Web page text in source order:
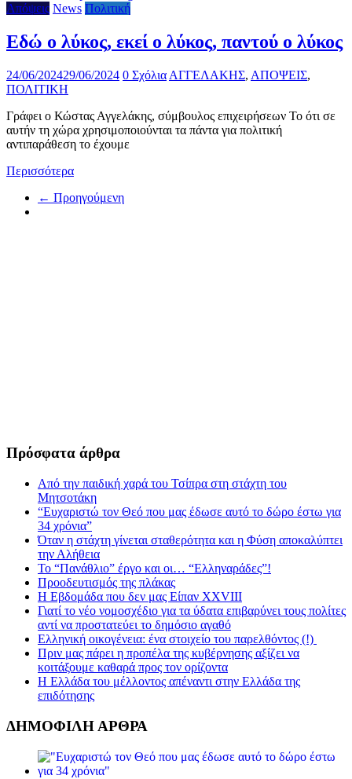
Απόψεις News Πολιτική
Εδώ ο λύκος, εκεί ο λύκος, παντού ο λύκος
24/06/202429/06/2024 0 Σχόλια ΑΓΓΕΛΑΚΗΣ, ΑΠΟΨΕΙΣ,
ΠΟΛΙΤΙΚΗ
Γράφει ο Κώστας Αγγελάκης, σύμβουλος επιχειρήσεων Το ότι σε
αυτήν τη χώρα χρησιμοποιούνται τα πάντα για πολιτική
αντιπαράθεση το έχουμε
Περισσότερα
← Προηγούμενη
Πρόσφατα άρθρα
Από την παιδική χαρά του Τσίπρα στη στάχτη του
Μητσοτάκη
“Ευχαριστώ τον Θεό που μας έδωσε αυτό το δώρο έστω για
34 χρόνια”
Όταν η στάχτη γίνεται σταθερότητα και η Φύση αποκαλύπτει
την Αλήθεια
Το “Πανάθλιο” έργο και οι… “Ελληναράδες”!
Προοδευτισμός της πλάκας
Η Εβδομάδα που δεν μας Είπαν XXVIII
Γιατί το νέο νομοσχέδιο για τα ύδατα επιβαρύνει τους πολίτες
αντί να προστατεύει το δημόσιο αγαθό
Ελληνική οικογένεια: ένα στοιχείο του παρελθόντος (!)
Πριν μας πάρει η προπέλα της κυβέρνησης αξίζει να
κοιτάξουμε καθαρά προς τον ορίζοντα
Η Ελλάδα του μέλλοντος απέναντι στην Ελλάδα της
επιδότησης
ΔΗΜΟΦΙΛΗ ΑΡΘΡΑ